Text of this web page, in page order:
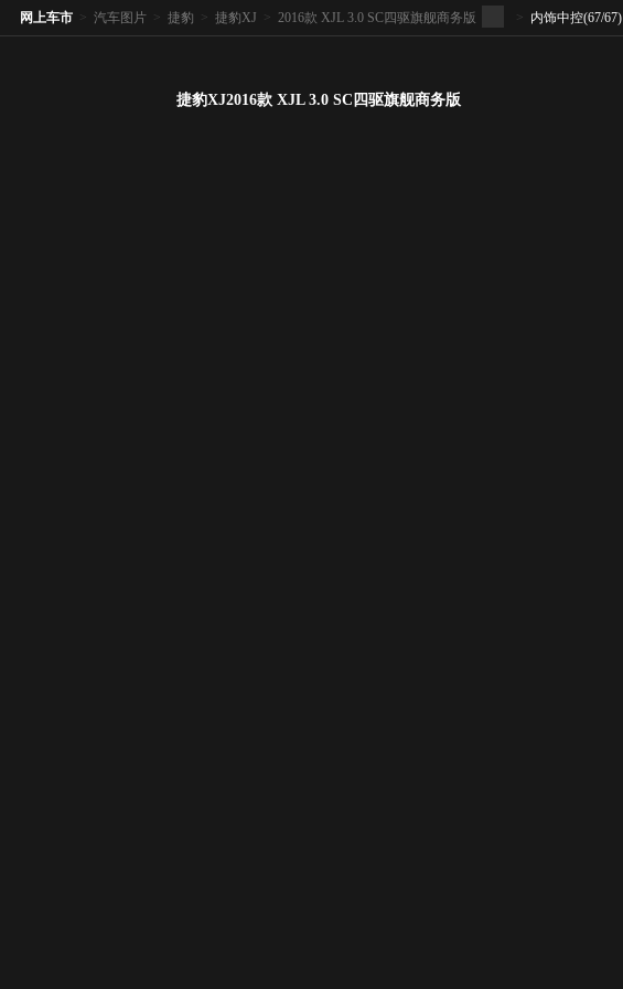
网上车市 > 汽车图片 > 捷豹 > 捷豹XJ > 2016款 XJL 3.0 SC四驱旗舰商务版 > 内饰中控(67/67)
捷豹XJ2016款 XJL 3.0 SC四驱旗舰商务版